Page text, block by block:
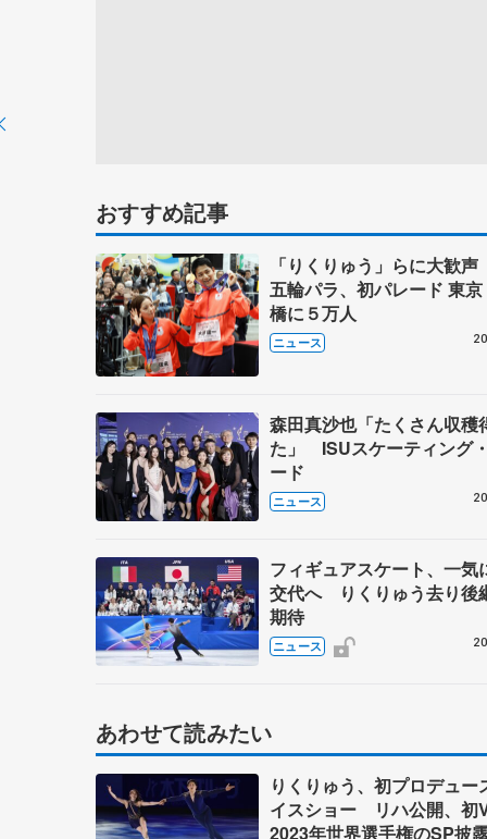
おすすめ記事
「りくりゅう」らに大歓
五輪パラ、初パレード 東
橋に５万人
ニュース
森田真沙也「たくさん収穫
た」 ISUスケーティング
ード
ニュース
フィギュアスケート、一気
交代へ りくりゅう去り後
期待
ニュース
あわせて読みたい
りくりゅう、初プロデュー
イスショー リハ公開、初
2023年世界選手権のSP